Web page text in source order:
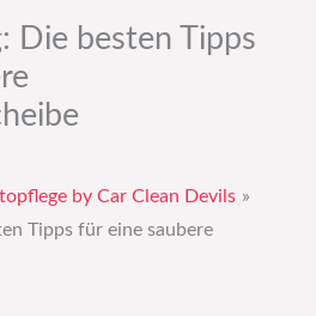
Die besten Tipps
by Car Clean Devils
Tipps für eine saubere